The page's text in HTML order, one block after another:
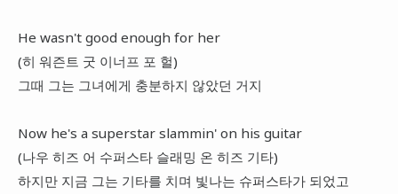
He wasn't good enough for her
(히 워즌트 굿 이너프 포 헐)
그때 그는 그녀에게 충분하지 않았던 거지
Now he's a superstar slammin' on his guitar
(나우 히즈 어 수퍼스타 슬래밍 온 히즈 기타)
하지만 지금 그는 기타를 치며 빛나는 슈퍼스타가 되었고